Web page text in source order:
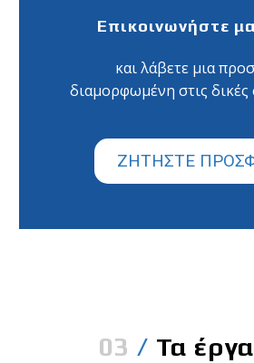
Επικοινωνήστε
και λάβετε μια
διαμορφωμένη στις δικές
ΖΗΤΉΣΤΕ
03 / Τα